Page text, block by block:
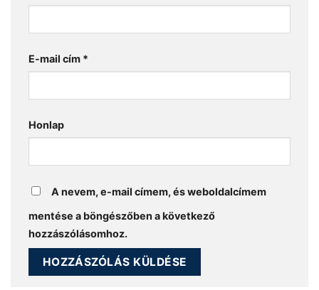
E-mail cím *
Honlap
A nevem, e-mail címem, és weboldalcímem
mentése a böngészőben a következő
hozzászólásomhoz.